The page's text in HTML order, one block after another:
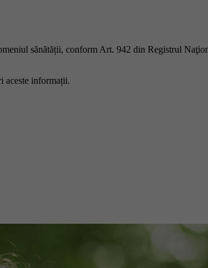
sănătății, conform Art. 942 din Registrul
aceste informații.